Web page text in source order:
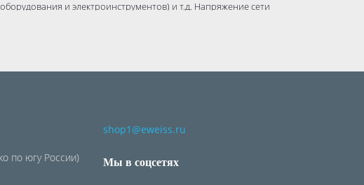
и электроинструментов) и т.д. Напряжение сети
по югу России)
shop1@eweiss.ru
Мы в соцсетях